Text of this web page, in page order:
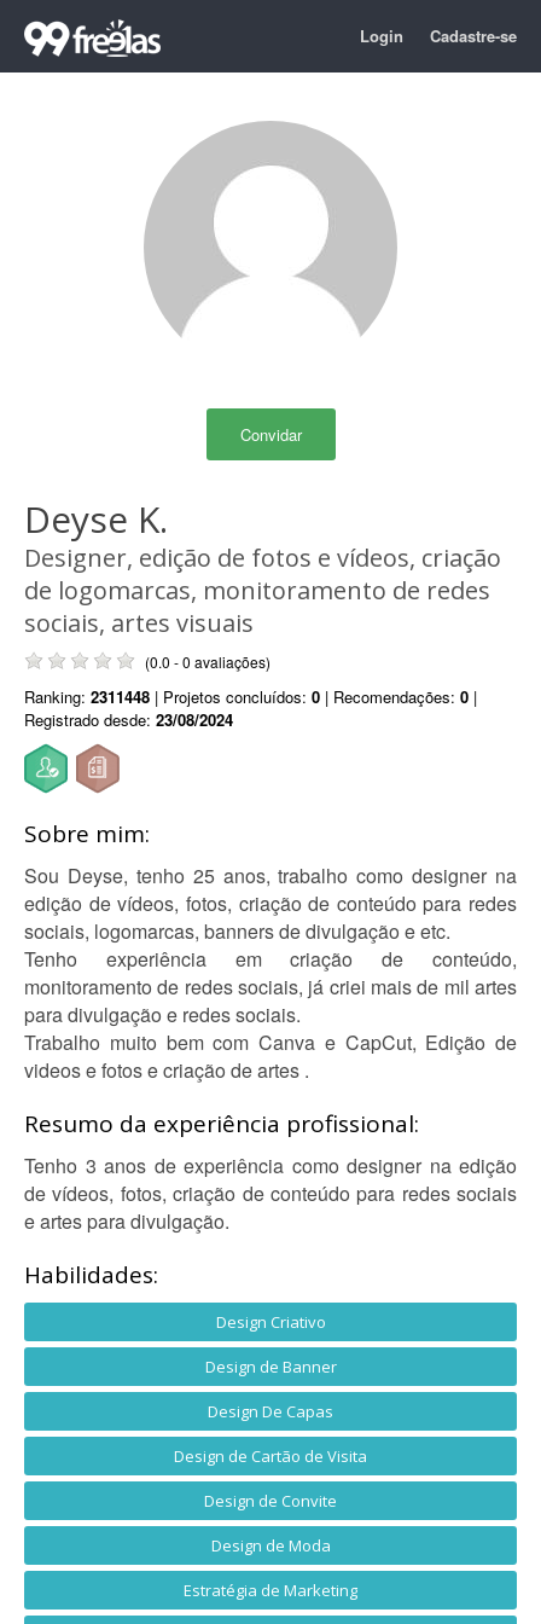
Login Cadastre-se
Convidar
Deyse K.
Designer, edição de fotos e vídeos, criação
de logomarcas, monitoramento de redes
sociais, artes visuais
(0.0 - 0 avaliações)
Ranking: 2311448 | Projetos concluídos: 0 | Recomendações: 0 |
Registrado desde: 23/08/2024
Sobre mim:
Sou Deyse, tenho 25 anos, trabalho como designer na
edição de vídeos, fotos, criação de conteúdo para redes
sociais, logomarcas, banners de divulgação e etc.
Tenho experiência em criação de conteúdo,
monitoramento de redes sociais, já criei mais de mil artes
para divulgação e redes sociais.
Trabalho muito bem com Canva e CapCut, Edição de
videos e fotos e criação de artes .
Resumo da experiência profissional:
Tenho 3 anos de experiência como designer na edição
de vídeos, fotos, criação de conteúdo para redes sociais
e artes para divulgação.
Habilidades:
Design Criativo
Design de Banner
Design De Capas
Design de Cartão de Visita
Design de Convite
Design de Moda
Estratégia de Marketing